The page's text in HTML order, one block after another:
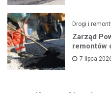
Drogi i
Zarząd
remontów
7 lipca